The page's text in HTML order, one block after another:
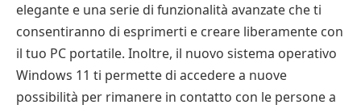
elegante e una serie di funzionalità avanzate che ti
consentiranno di esprimerti e creare liberamente con
il tuo PC portatile. Inoltre, il nuovo sistema operativo
Windows 11 ti permette di accedere a nuove
possibilità per rimanere in contatto con le persone a